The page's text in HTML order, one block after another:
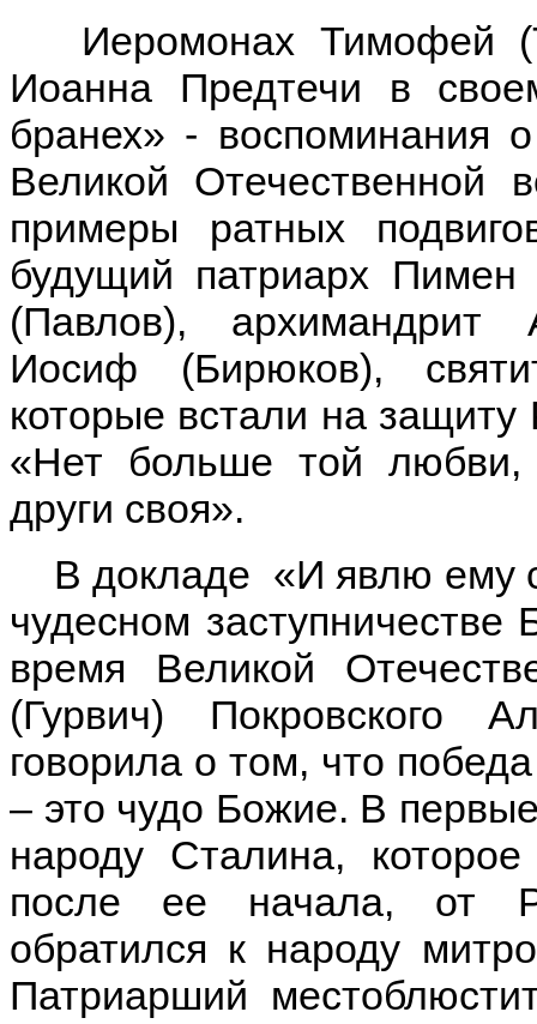
Иеромонах Тимофей
Иоанна Предтечи в
бранех» - воспоминания
Великой Отечественной
примеры ратных
будущий патриарх Пимен
(Павлов), архимандрит
Иосиф (Бирюков),
которые встали на
«Нет больше той
други своя».
В докладе «И явлю ему
чудесном
время Великой
(Гурвич) Покровского
говорила о том, что
– это чудо Божие. В
народу Сталина,
после ее начала, от
обратился к народу
Патриарший